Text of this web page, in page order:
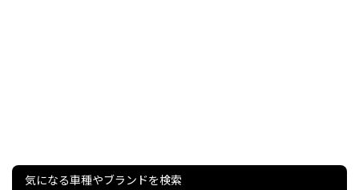
気になる車種やブランドを検索